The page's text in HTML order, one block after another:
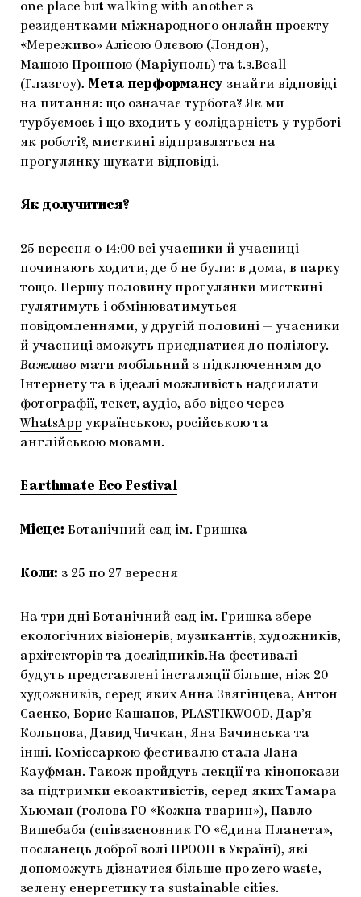
one place but walking with another з
резидентками міжнародного онлайн проєкту
«Мереживо»‎ Алісою Олєвою (Лондон),
Машою Пронною (Маріуполь) та t.s.Beall
(Глазгоу). Мета перформансу знайти відповіді
на питання: що означає турбота? Як ми
турбуємось і що входить у солідарність у турботі
як роботі?, мисткині відправляться на
прогулянку шукати відповіді.
Як долучитися?
25 вересня о 14:00 всі учасники й учасниці
починають ходити, де б не були: в дома, в парку
тощо. Першу половину прогулянки мисткині
гулятимуть і обмінюватимуться
повідомленнями, у другій половині — учасники
й учасниці зможуть приєднатися до полілогу.
Важливо мати мобільний з підключенням до
Інтернету та в ідеалі можливість надсилати
фотографії, текст, аудіо, або відео через
WhatsApp українською, російською та
англійською мовами.
Earthmate Eco Festival
Місце: Ботанічний сад ім. Гришка
Коли: з 25 по 27 вересня
На три дні Ботанічний сад ім. Гришка збере
екологічних візіонерів, музикантів, художників,
архітекторів та дослідників.На фестивалі
будуть представлені інсталяції більше, ніж 20
художників, серед яких Анна Звягінцева, Антон
Саєнко, Борис Кашапов, PLASTIKWOOD, Дар’я
Кольцова, Давид Чичкан, Яна Бачинська та
інші. Коміссаркою фестивалю стала Лана
Кауфман. Також пройдуть лекції та кінопокази
за підтримки екоактивістів, серед яких Тамара
Хьюман (голова ГО «Кожна тварин»), Павло
Вишебаба (співзасновник ГО «Єдина Планета»,
посланець доброї волі ПРООН в Україні), які
допоможуть дізнатися більше про zero waste,
зелену енергетику та sustainable cities.